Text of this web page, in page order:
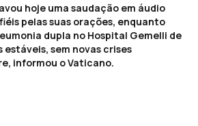
hoje uma saudação em áudio
pelas suas orações, enquanto
dupla no Hospital Gemelli de
estáveis, sem novas crises
informou o Vaticano.